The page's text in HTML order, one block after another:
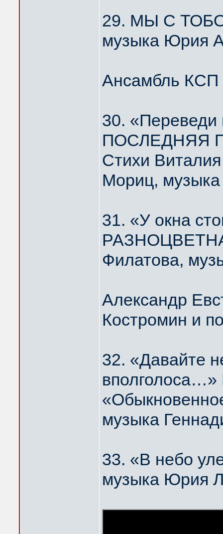
29. МЫ С
музыка Юрия
Ансамбль
30.
ПОСЛЕДНЯЯ
Стихи
Мориц,
31. «У окна
Филатова,
Александр
Костромин и
32. «Давайте
музыка
33. «В небо
музыка Юрия